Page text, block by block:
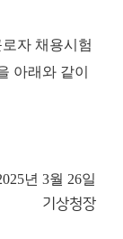
자 채용시험
아래와 같이
년 3월 26일
기상청장